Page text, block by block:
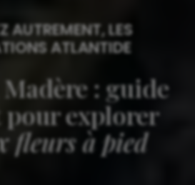
AUTREMENT, LES
ATLANTIDE
Madère : guide
explorer
fleurs à pied